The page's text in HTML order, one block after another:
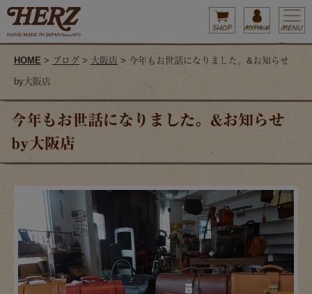
HOME > ブログ > 大阪店 > 今年もお世話になりました。&お知らせ
by大阪店
今年もお世話になりました。&お知らせ
by大阪店